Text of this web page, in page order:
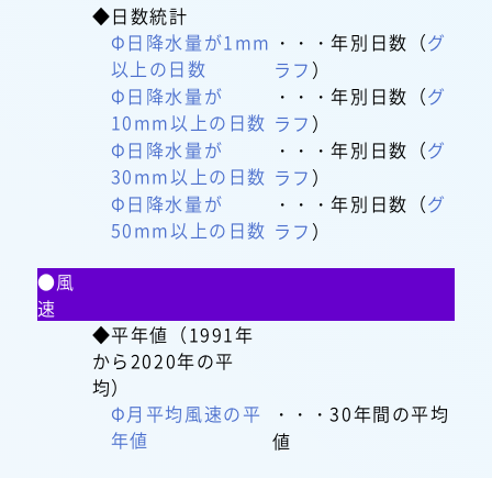
◆日数統計
Φ日降水量が1mm
以上の日数
・・・年別日数（グ
ラフ ）
Φ日降水量が
10mm以上の日数
・・・年別日数（グ
ラフ ）
Φ日降水量が
30mm以上の日数
・・・年別日数（グ
ラフ ）
Φ日降水量が
50mm以上の日数
・・・年別日数（グ
ラフ ）
●風
速
◆平年値（1991年
から2020年の平
均）
Φ月平均風速の平
年値
・・・30年間の平均
値